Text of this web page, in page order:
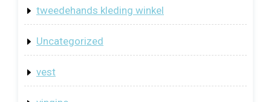
tweedehands kleding winkel
Uncategorized
vest